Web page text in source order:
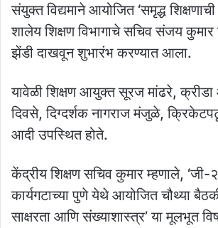
संयुक्त विद्यमाने आयोजित ‘समृद्ध
शालेय शिक्षण विभागाचे सचिव संजय कुमार
झेंडी दाखवून शुभारंभ करण्यात आला.
यावेळी शिक्षण आयुक्त सूरज मांढरे,
दिवसे, दिग्दर्शक नागराज मंजुळे,
आदी उपस्थित होते.
केंद्रीय शिक्षण सचिव कुमार म्हणाले, ‘जी-
कार्यगटाच्या पुणे येथे आयोजित चौथ्या
साक्षरता आणि संख्याशास्त्र’ या मूलभूत